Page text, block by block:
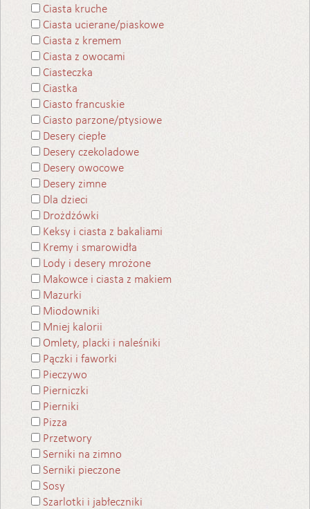
Ciasta kruche
Ciasta ucierane/piaskowe
Ciasta z kremem
Ciasta z owocami
Ciasteczka
Ciastka
Ciasto francuskie
Ciasto parzone/ptysiowe
Desery ciepłe
Desery czekoladowe
Desery owocowe
Desery zimne
Dla dzieci
Drożdżówki
Keksy i ciasta z bakaliami
Kremy i smarowidła
Lody i desery mrożone
Makowce i ciasta z makiem
Mazurki
Miodowniki
Mniej kalorii
Omlety, placki i naleśniki
Pączki i faworki
Pieczywo
Pierniczki
Pierniki
Pizza
Przetwory
Serniki na zimno
Serniki pieczone
Sosy
Szarlotki i jabłeczniki